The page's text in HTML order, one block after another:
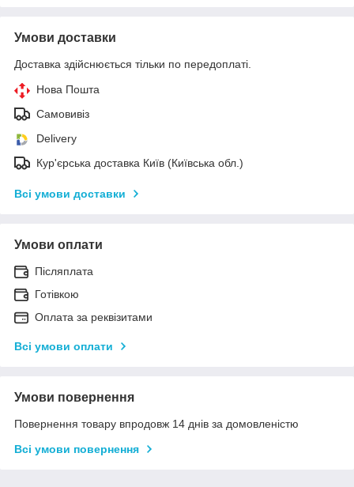
Умови доставки
Доставка здійснюється тільки по передоплаті.
Нова Пошта
Самовивіз
Delivery
Кур'єрська доставка Київ (Київська обл.)
Всі умови доставки
Умови оплати
Післяплата
Готівкою
Оплата за реквізитами
Всі умови оплати
Умови повернення
Повернення товару впродовж 14 днів за домовленістю
Всі умови повернення